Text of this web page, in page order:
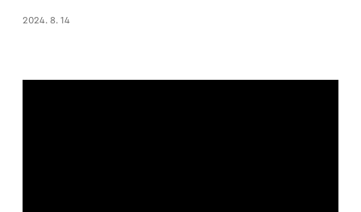
2024. 8. 14